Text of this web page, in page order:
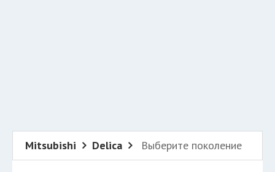
Mitsubishi Delica Выберите поколение